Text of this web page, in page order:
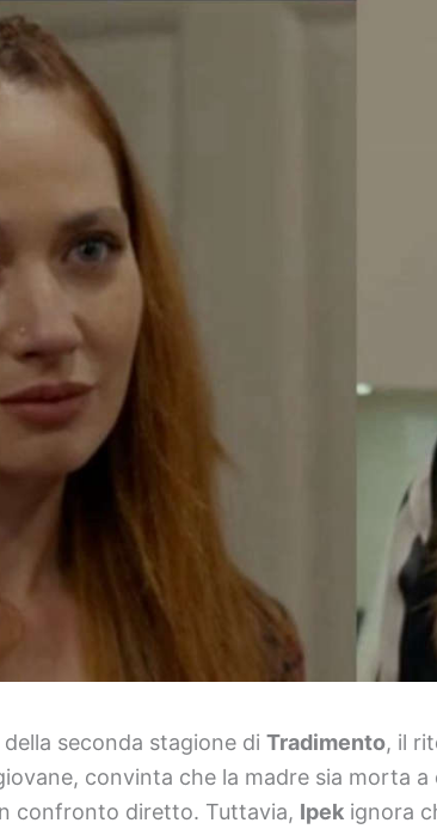
seconda stagione di Tradimento, il
convinta che la madre sia morta a
confronto diretto. Tuttavia, Ipek ignora